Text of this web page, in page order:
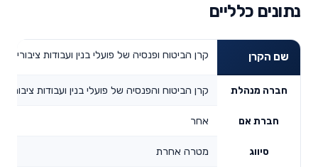
נתונים כלליים
שם הקרן קרן הביטוח ופנסיה של פועלי בנין ועבודות
חברה מנהלת קרן הביטוח והפנסיה של פועלי בנין ועבודות
חברת אם אחר
סיווג מטרה אחרת